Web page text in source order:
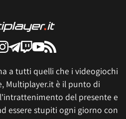
a tutti quelli che i videogiochi
Multiplayer.it è il punto di
del presente e
essere stupiti ogni giorno con